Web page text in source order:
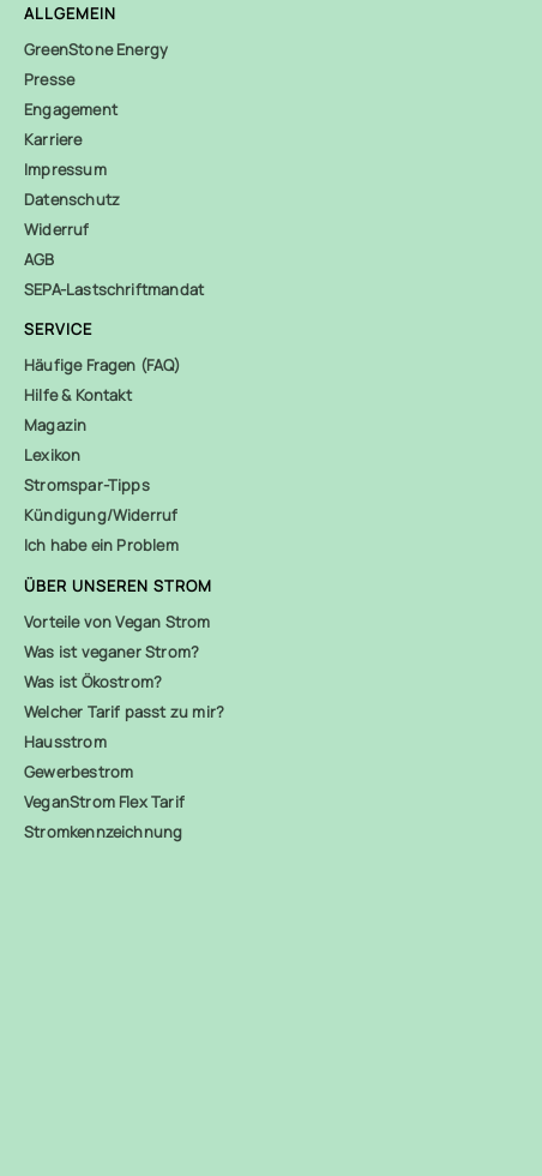
ALLGEMEIN
GreenStone Energy
Presse
Engagement
Karriere
Impressum
Datenschutz
Widerruf
AGB
SEPA-Lastschriftmandat
SERVICE
Häufige Fragen (FAQ)
Hilfe & Kontakt
Magazin
Lexikon
Stromspar-Tipps
Kündigung/Widerruf
Ich habe ein Problem
ÜBER UNSEREN STROM
Vorteile von Vegan Strom
Was ist veganer Strom?
Was ist Ökostrom?
Welcher Tarif passt zu mir?
Hausstrom
Gewerbestrom
VeganStrom Flex Tarif
Stromkennzeichnung